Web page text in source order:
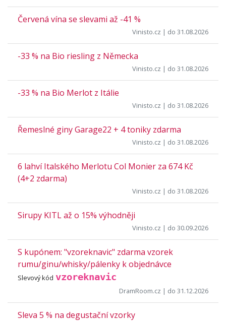
Červená vína se slevami až -41 %
Vinisto.cz | do 31.08.2026
-33 % na Bio riesling z Německa
Vinisto.cz | do 31.08.2026
-33 % na Bio Merlot z Itálie
Vinisto.cz | do 31.08.2026
Řemeslné giny Garage22 + 4 toniky zdarma
Vinisto.cz | do 31.08.2026
6 lahví Italského Merlotu Col Monier za 674 Kč
(4+2 zdarma)
Vinisto.cz | do 31.08.2026
Sirupy KITL až o 15% výhodněji
Vinisto.cz | do 30.09.2026
S kupónem: "vzoreknavic" zdarma vzorek
rumu/ginu/whisky/pálenky k objednávce
Slevový kód vzoreknavic
DramRoom.cz | do 31.12.2026
Sleva 5 % na degustační vzorky